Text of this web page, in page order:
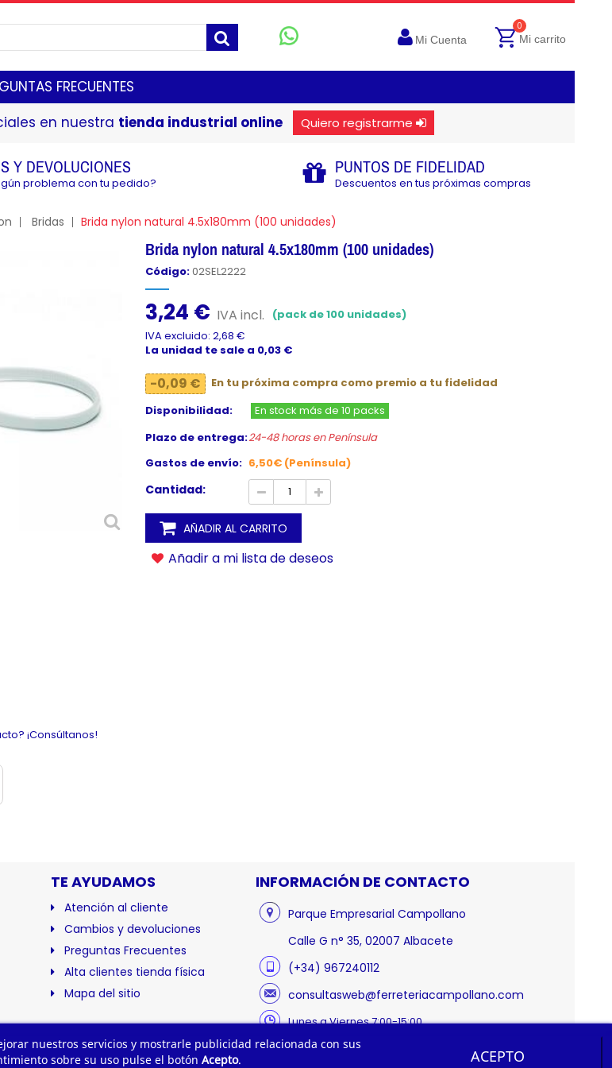
FRECUENTES
Mi Cuenta
0
Mi carrito
en nuestra tienda industrial online Quiero registrarme
Y DEVOLUCIONES
problema con tu pedido?
PUNTOS DE FIDELIDAD
Descuentos en tus próximas compras
Bridas Brida nylon natural 4.5x180mm (100 unidades)
Brida nylon natural 4.5x180mm (100 unidades)
Código:02SEL2222
3,24 € IVA incl.
(pack de 100 unidades)
IVA excluido: 2,68 €
La unidad te sale a 0,03 €
-0,09 €
En tu próxima compra como premio a tu fidelidad
Disponibilidad:
En stock más de 10 packs
Plazo de entrega:24-48 horas en Península
Gastos de envío: 6,50€ (Península)
Cantidad:
AÑADIR AL CARRITO
Añadir a mi lista de deseos
¡Consúltanos!
TE AYUDAMOS
Atención al cliente
Cambios y devoluciones
Preguntas Frecuentes
Alta clientes tienda física
Mapa del sitio
INFORMACIÓN DE CONTACTO
Parque Empresarial Campollano
Calle G n° 35, 02007 Albacete
(+34) 967240112
consultasweb@ferreteriacampollano.com
Lunes a Viernes 7:00-15:00
nuestros servicios y mostrarle publicidad relacionada con sus
sobre su uso pulse el botón Acepto. ACEPTO